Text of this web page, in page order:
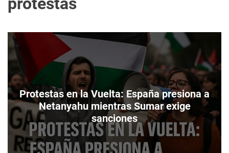
e
i
e
o
s
m
d
e
l
o
r
Protestas en la Vuelta: España presiona a
Netanyahu mientras Sumar exige
sanciones